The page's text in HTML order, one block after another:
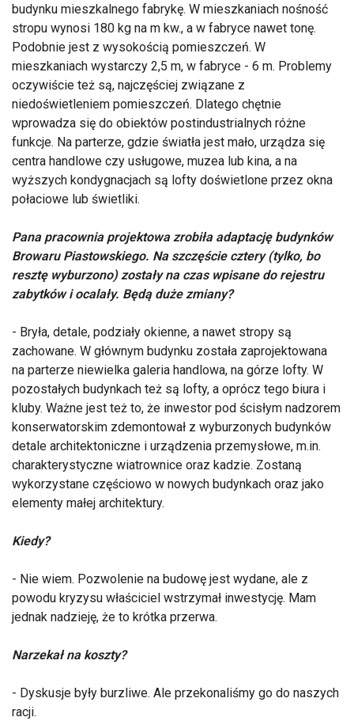
budynku mieszkalnego fabrykę. W mieszkaniach nośność
stropu wynosi 180 kg na m kw., a w fabryce nawet tonę.
Podobnie jest z wysokością pomieszczeń. W
mieszkaniach wystarczy 2,5 m, w fabryce - 6 m. Problemy
oczywiście też są, najczęściej związane z
niedoświetleniem pomieszczeń. Dlatego chętnie
wprowadza się do obiektów postindustrialnych różne
funkcje. Na parterze, gdzie światła jest mało, urządza się
centra handlowe czy usługowe, muzea lub kina, a na
wyższych kondygnacjach są lofty doświetlone przez okna
połaciowe lub świetliki.
Pana pracownia projektowa zrobiła adaptację budynków
Browaru Piastowskiego. Na szczęście cztery (tylko, bo
resztę wyburzono) zostały na czas wpisane do rejestru
zabytków i ocalały. Będą duże zmiany?
- Bryła, detale, podziały okienne, a nawet stropy są
zachowane. W głównym budynku została zaprojektowana
na parterze niewielka galeria handlowa, na górze lofty. W
pozostałych budynkach też są lofty, a oprócz tego biura i
kluby. Ważne jest też to, że inwestor pod ścisłym nadzorem
konserwatorskim zdemontował z wyburzonych budynków
detale architektoniczne i urządzenia przemysłowe, m.in.
charakterystyczne wiatrownice oraz kadzie. Zostaną
wykorzystane częściowo w nowych budynkach oraz jako
elementy małej architektury.
Kiedy?
- Nie wiem. Pozwolenie na budowę jest wydane, ale z
powodu kryzysu właściciel wstrzymał inwestycję. Mam
jednak nadzieję, że to krótka przerwa.
Narzekał na koszty?
- Dyskusje były burzliwe. Ale przekonaliśmy go do naszych
racji.